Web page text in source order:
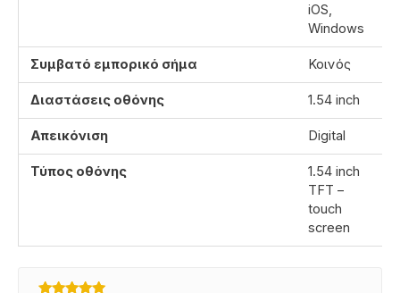
iOS,
Windows
Συμβατό εμπορικό σήμα Κοινός
Διαστάσεις οθόνης 1.54 inch
Απεικόνιση Digital
Τύπος οθόνης
1.54 inch
TFT –
touch
screen